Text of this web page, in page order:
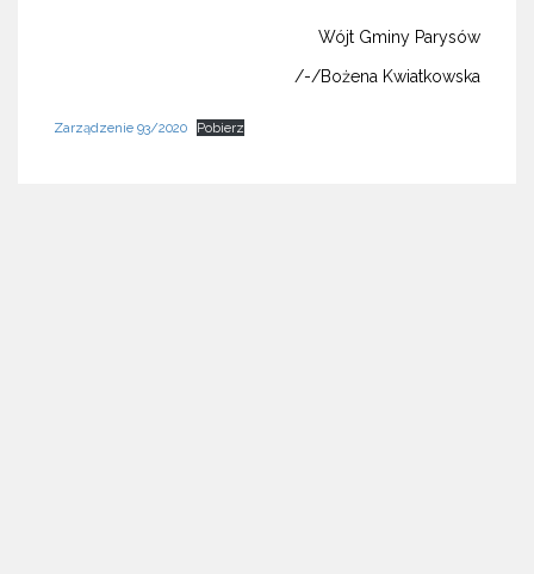
Wójt Gminy Parysów
/-/Bożena Kwiatkowska
Zarządzenie 93/2020 Pobierz